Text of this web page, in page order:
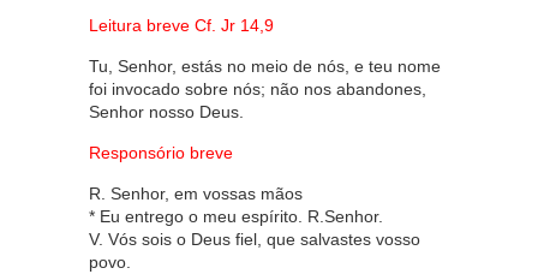
Leitura breve Cf. Jr 14,9
Tu, Senhor, estás no meio de nós, e teu nome
foi invocado sobre nós; não nos abandones,
Senhor nosso Deus.
Responsório breve
R. Senhor, em vossas mãos
* Eu entrego o meu espírito. R.Senhor.
V. Vós sois o Deus fiel, que salvastes vosso
povo.